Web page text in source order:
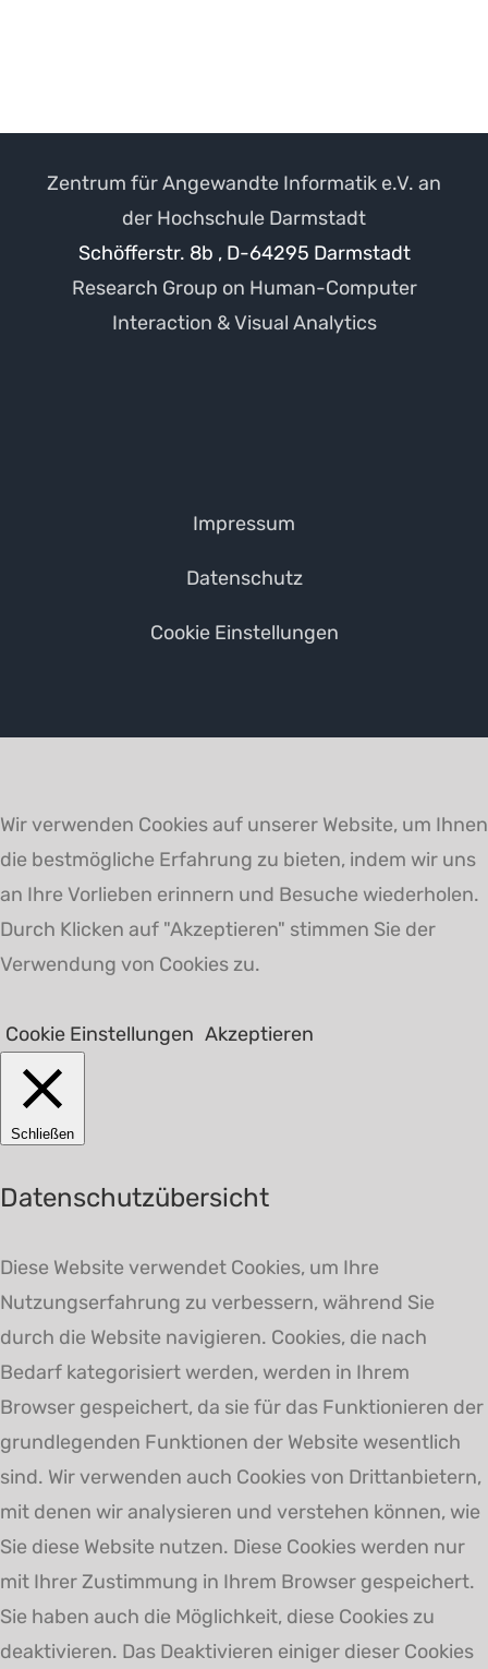
Zentrum für Angewandte Informatik e.V. an
der Hochschule Darmstadt
Schöfferstr. 8b , D-64295 Darmstadt
Research Group on Human-Computer
Interaction & Visual Analytics
Impressum
Datenschutz
Cookie Einstellungen
Wir verwenden Cookies auf unserer Website, um Ihnen
die bestmögliche Erfahrung zu bieten, indem wir uns
an Ihre Vorlieben erinnern und Besuche wiederholen.
Durch Klicken auf "Akzeptieren" stimmen Sie der
Verwendung von Cookies zu.
Cookie Einstellungen Akzeptieren
Schließen
Datenschutzübersicht
Diese Website verwendet Cookies, um Ihre
Nutzungserfahrung zu verbessern, während Sie
durch die Website navigieren. Cookies, die nach
Bedarf kategorisiert werden, werden in Ihrem
Browser gespeichert, da sie für das Funktionieren der
grundlegenden Funktionen der Website wesentlich
sind. Wir verwenden auch Cookies von Drittanbietern,
mit denen wir analysieren und verstehen können, wie
Sie diese Website nutzen. Diese Cookies werden nur
mit Ihrer Zustimmung in Ihrem Browser gespeichert.
Sie haben auch die Möglichkeit, diese Cookies zu
deaktivieren. Das Deaktivieren einiger dieser Cookies